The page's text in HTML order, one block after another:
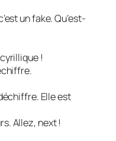
un fake. Qu’est-
!
Elle est
Allez, next !